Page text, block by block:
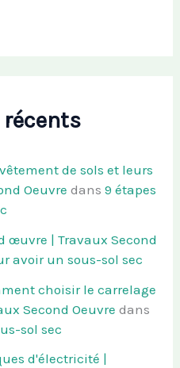
de sols et leurs
Oeuvre dans9 étapes
œuvre | Travaux Second
avoir un sous-sol sec
choisir le carrelage
Second Oeuvre dans
sol sec
d'électricité |